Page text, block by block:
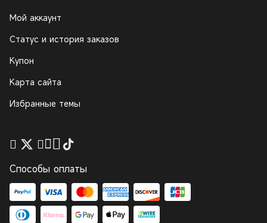
Мой аккаунт
Статус и история заказов
Купон
Карта сайта
Избранные темы
Способы оплаты